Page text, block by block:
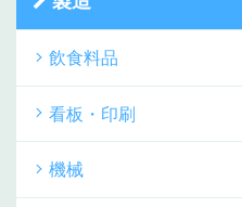
飲食料品
看板・印刷
機械